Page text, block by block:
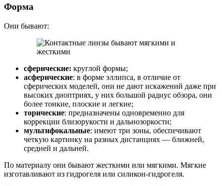
Форма
Они бывают:
сферические: круглой формы;
асферические: в форме эллипса, в отличие от
сферических моделей, они не дают искажений даже при
высоких диоптриях, у них большой радиус обзора, они
более тонкие, плоские и легкие;
торические: предназначены одновременно для
коррекции близорукости и дальнозоркости;
мультифокальные: имеют три зоны, обеспечивают
четкую картинку на разных дистанциях — ближней,
средней и дальней.
По материалу они бывают жесткими или мягкими. Мягкие
изготавливают из гидрогеля или силикон-гидрогеля.